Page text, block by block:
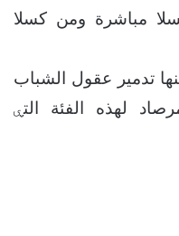
مباشرة ومن كسلا
تدمير عقول الشباب
لهذه الفئة التۑ